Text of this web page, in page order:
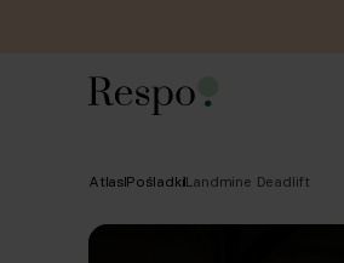
Atlas PośladkiLandmine Deadlift